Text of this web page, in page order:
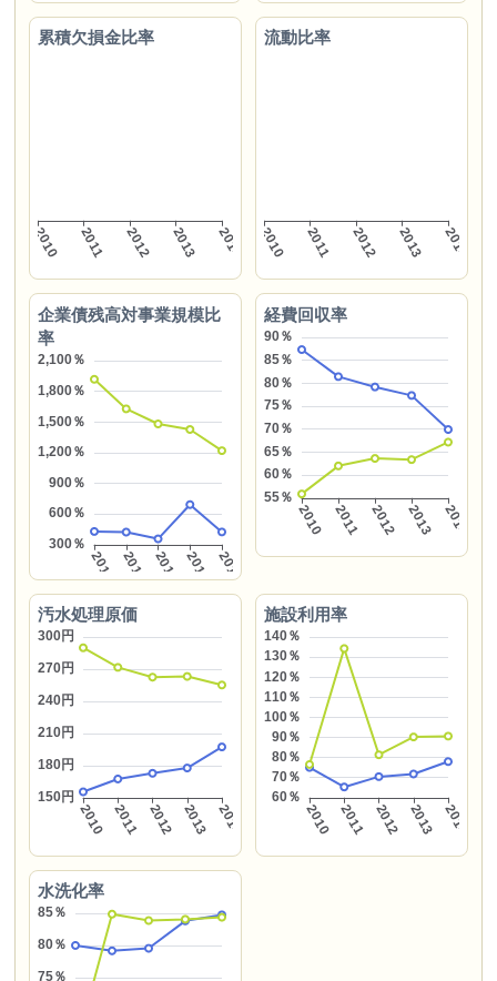
累積欠損金比率 流動比率
企業債残高対事業規模比
率
経費回収率
汚水処理原価 施設利用率
水洗化率